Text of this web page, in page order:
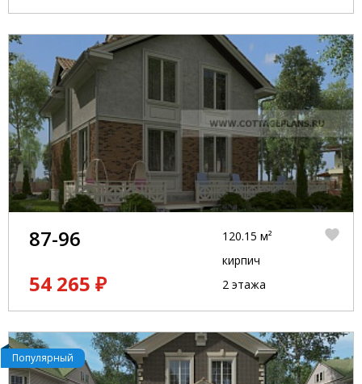
87-96
54 265 ₽
120.15 м²
кирпич
2 этажа
Популярный